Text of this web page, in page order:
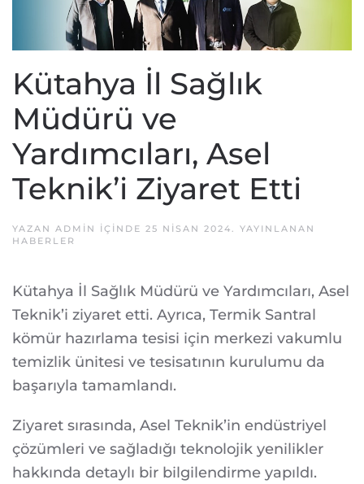
Kütahya İl Sağlık
Müdürü ve
Yardımcıları, Asel
Teknik’i Ziyaret Etti
YAZAN ADMIN IÇINDE 25 NISAN 2024. YAYINLANAN
HABERLER
Kütahya İl Sağlık Müdürü ve Yardımcıları, Asel
Teknik’i ziyaret etti. Ayrıca, Termik Santral
kömür hazırlama tesisi için merkezi vakumlu
temizlik ünitesi ve tesisatının kurulumu da
başarıyla tamamlandı.
Ziyaret sırasında, Asel Teknik’in endüstriyel
çözümleri ve sağladığı teknolojik yenilikler
hakkında detaylı bir bilgilendirme yapıldı.